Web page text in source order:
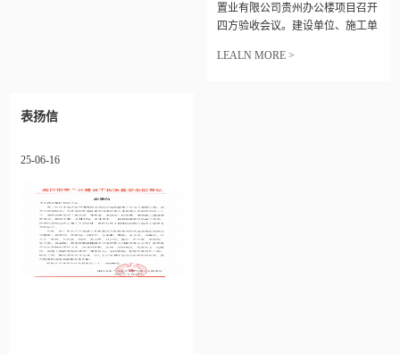
置业有限公司贵州办公楼项目召开
四方验收会议。建设单位、施工单
阳分公司、物业单位等多方单位负
LEALN MORE >
表扬信
25-06-16